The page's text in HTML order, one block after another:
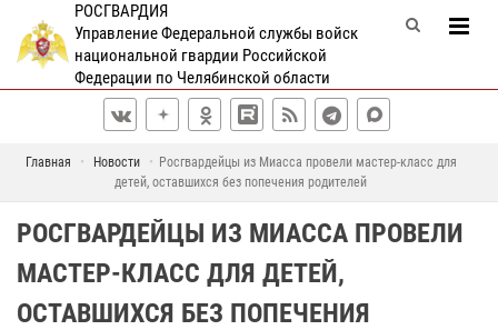
РОСГВАРДИЯ
Управление Федеральной службы войск
национальной гвардии Российской
Федерации по Челябинской области
Главная Новости
Росгвардейцы из Миасса провели мастер-класс для
детей, оставшихся без попечения родителей
РОСГВАРДЕЙЦЫ ИЗ МИАССА ПРОВЕЛИ
МАСТЕР-КЛАСС ДЛЯ ДЕТЕЙ,
ОСТАВШИХСЯ БЕЗ ПОПЕЧЕНИЯ